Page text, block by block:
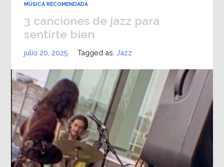
MÚSICA RECOMENDADA
3 canciones de jazz para
sentirte bien
julio 20, 2025 Tagged as: Jazz